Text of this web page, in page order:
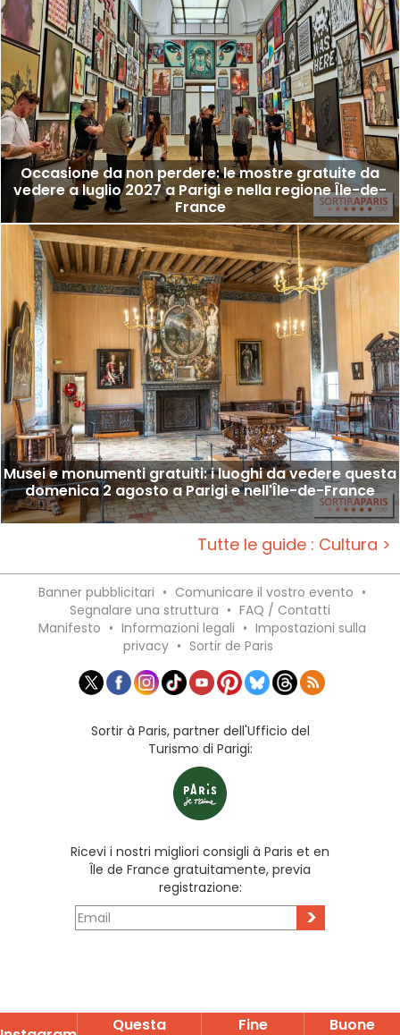
Occasione da non perdere: le mostre gratuite da
vedere a luglio 2027 a Parigi e nella regione Île-de-
France
Musei e monumenti gratuiti: i luoghi da vedere questa
domenica 2 agosto a Parigi e nell'Île-de-France
Tutte le guide : Cultura >
Banner pubblicitari • Comunicare il vostro evento •
Segnalare una struttura • FAQ / Contatti
Manifesto • Informazioni legali • Impostazioni sulla
privacy • Sortir de Paris
Sortir à Paris, partner dell'Ufficio del
Turismo di Parigi:
Ricevi i nostri migliori consigli à Paris et en
Île de France gratuitamente, previa
registrazione:
>
Questa
Fine
Buone